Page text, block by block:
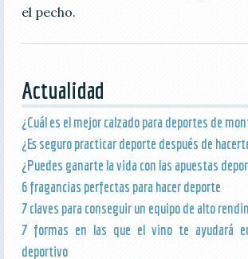
el pecho.
Actualidad
¿Cuál es el mejor calzado para deportes de
¿Es seguro practicar deporte después de
¿Puedes ganarte la vida con las apuestas
6 fragancias perfectas para hacer deporte
7 claves para conseguir un equipo de alto
7 formas en las que el vino te ayudará
deportivo